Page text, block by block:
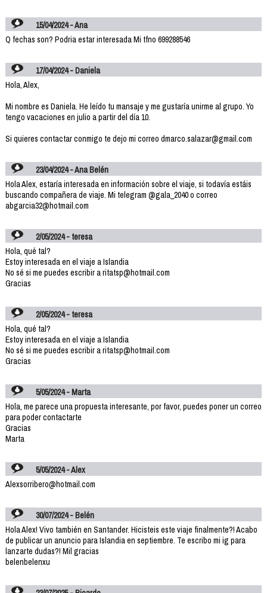
15/04/2024 - Ana
Q fechas son? Podria estar interesada Mi tfno 699288546
17/04/2024 - Daniela
Hola, Alex,
Mi nombre es Daniela. He leído tu mansaje y me gustaría unirme al grupo. Yo
tengo vacaciones en julio a partir del día 10.
Si quieres contactar conmigo te dejo mi correo dmarco.salazar@gmail.com
23/04/2024 - Ana Belén
Hola Alex, estaría interesada en información sobre el viaje, si todavía estáis
buscando compañera de viaje. Mi telegram @gala_2040 o correo
abgarcia32@hotmail.com
2/05/2024 - teresa
Hola, qué tal?
Estoy interesada en el viaje a Islandia
No sé si me puedes escribir a ritatsp@hotmail.com
Gracias
2/05/2024 - teresa
Hola, qué tal?
Estoy interesada en el viaje a Islandia
No sé si me puedes escribir a ritatsp@hotmail.com
Gracias
5/05/2024 - Marta
Hola, me parece una propuesta interesante, por favor, puedes poner un correo
para poder contactarte
Gracias
Marta
5/05/2024 - Alex
Alexsorribero@hotmail.com
30/07/2024 - Belén
Hola Alex! Vivo también en Santander. Hicisteis este viaje finalmente?! Acabo
de publicar un anuncio para Islandia en septiembre. Te escribo mi ig para
lanzarte dudas?! Mil gracias
belenbelenxu